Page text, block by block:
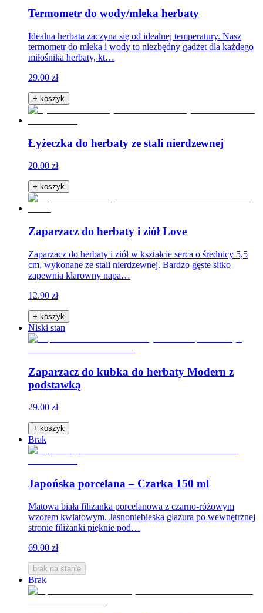
Termometr do wody/mleka herbaty
Idealna herbata zaczyna się od idealnej temperatury. Nasz
termometr do mleka i wody to niezbędny gadżet dla każdego
miłośnika herbaty, kt…
29.00 zł
+ koszyk
Łyżeczka do herbaty ze stali nierdzewnej
20.00 zł
+ koszyk
Zaparzacz do herbaty i ziół Love
Zaparzacz do herbaty i ziół w kształcie serca o średnicy 5,5
cm, wykonane ze stali nierdzewnej. Bardzo gęste sitko
zapewnia klarowny napa…
12.90 zł
+ koszyk
Niski stan
Zaparzacz do kubka do herbaty Modern z
podstawką
29.00 zł
+ koszyk
Brak
Japońska porcelana – Czarka 150 ml
Matowa biała filiżanka porcelanowa z czarno-różowym
wzorem kwiatowym. Jasnoniebieska glazura po wewnętrznej
stronie filiżanki pięknie pod…
69.00 zł
brak na stanie
Brak